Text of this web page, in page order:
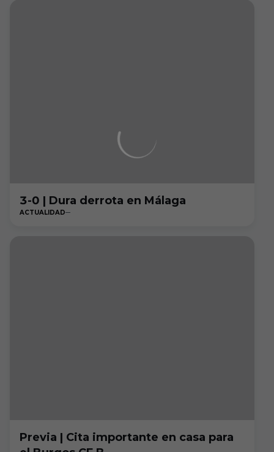
3-0 | Dura derrota en Málaga
ACTUALIDAD
Previa | Cita importante en casa para